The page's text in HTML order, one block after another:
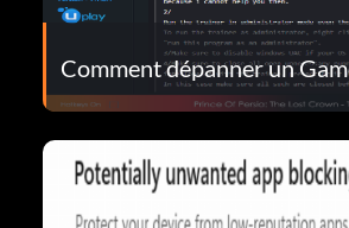
Comment dépanner un